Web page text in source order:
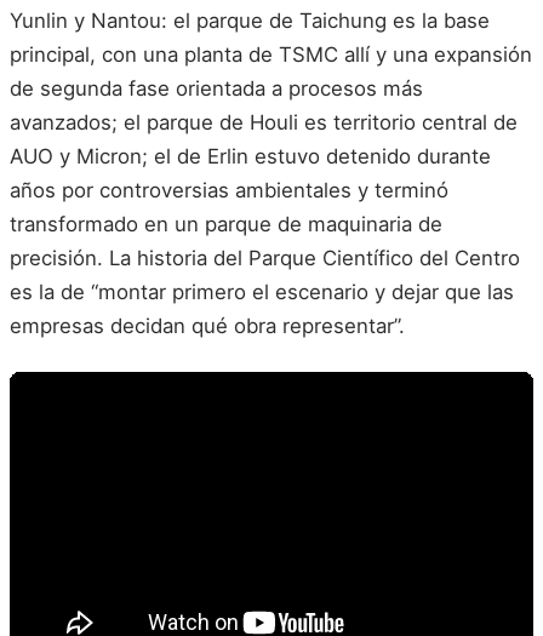
Yunlin y Nantou: el parque de Taichung es la base
principal, con una planta de TSMC allí y una expansión
de segunda fase orientada a procesos más
avanzados; el parque de Houli es territorio central de
AUO y Micron; el de Erlin estuvo detenido durante
años por controversias ambientales y terminó
transformado en un parque de maquinaria de
precisión. La historia del Parque Científico del Centro
es la de “montar primero el escenario y dejar que las
empresas decidan qué obra representar”.